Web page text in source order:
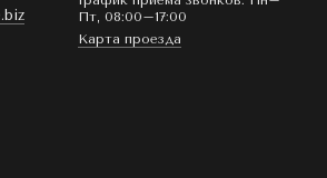
Пт, 08:00–17:00
Карта проезда